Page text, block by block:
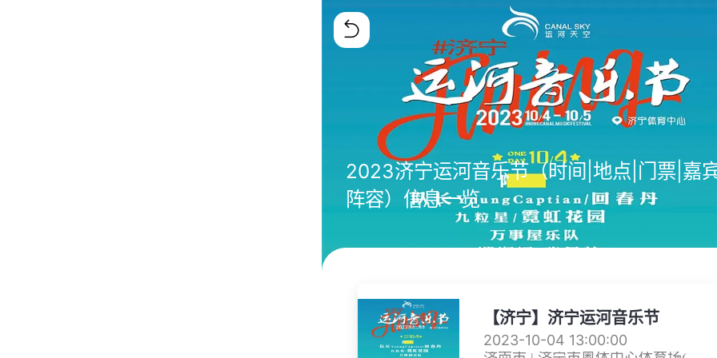
2023济宁运河音乐节（时间|地点|门票|嘉
阵容）信息一览
【济宁】济宁运河音乐节
2023-10-04 13:00:00